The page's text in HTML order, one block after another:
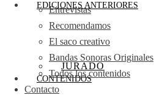
JURADO
EDICIONES ANTERIORES
CONTENIDOS
Entrevistas
Recomendamos
El saco creativo
Bandas Sonoras Originales
Todos los contenidos
Contacto